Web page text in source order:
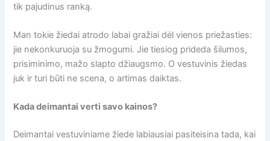
tik pajudinus ranką.
Man tokie žiedai atrodo labai gražiai dėl vienos priežasties:
jie nekonkuruoja su žmogumi. Jie tiesiog prideda šilumos,
prisiminimo, mažo slapto džiaugsmo. O vestuvinis žiedas
juk ir turi būti ne scena, o artimas daiktas.
Kada deimantai verti savo kainos?
Deimantai vestuviniame žiede labiausiai pasiteisina tada, kai